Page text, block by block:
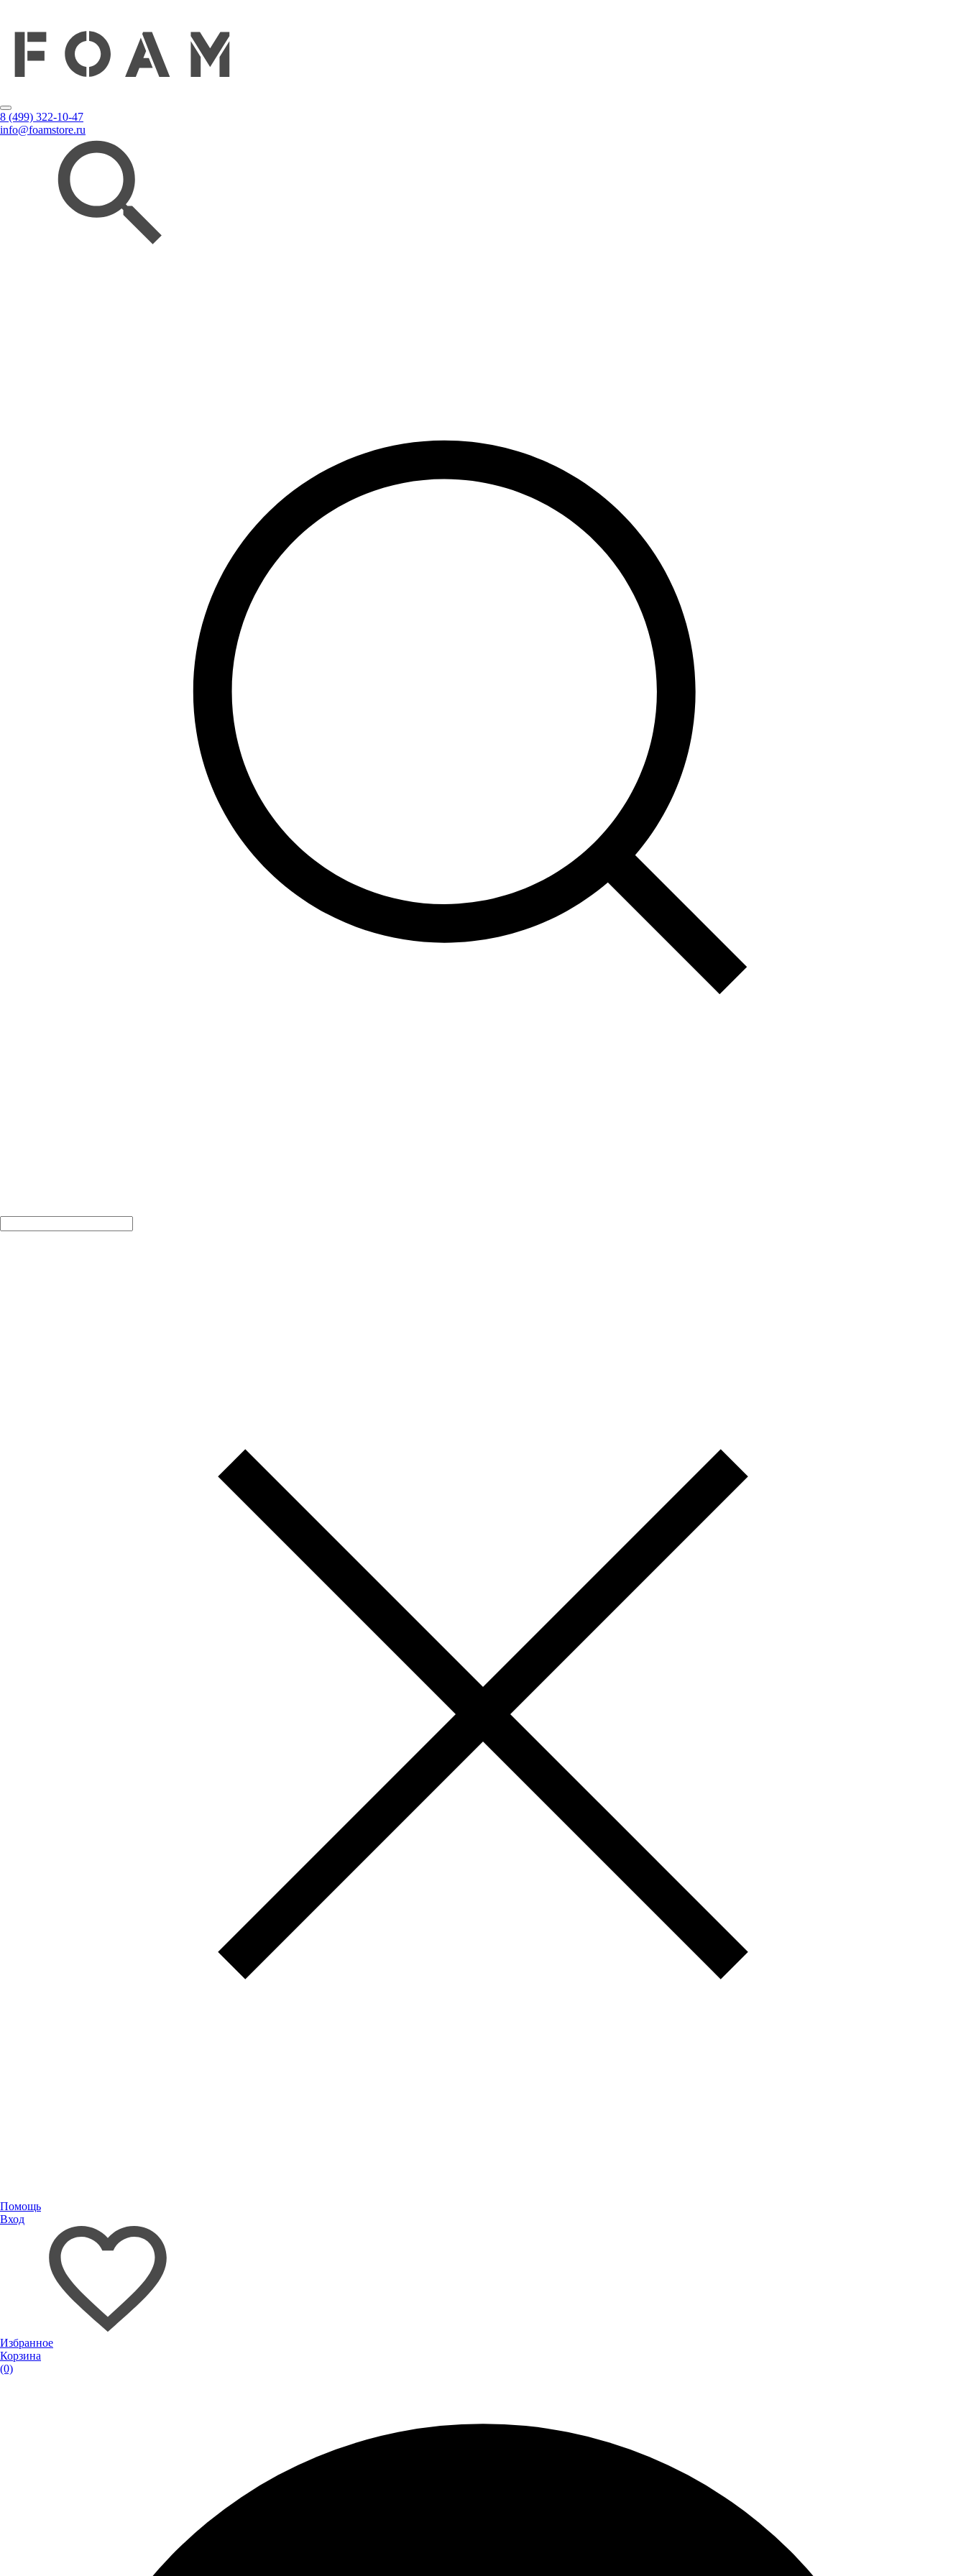
8 (499) 322-10-47
info@foamstore.ru
Помощь
Вход
Избранное
Корзина
(0)